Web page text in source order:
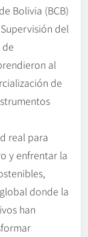
Bolivia (BCB)
del
de
al
de
real para
y enfrentar la
donde la
han